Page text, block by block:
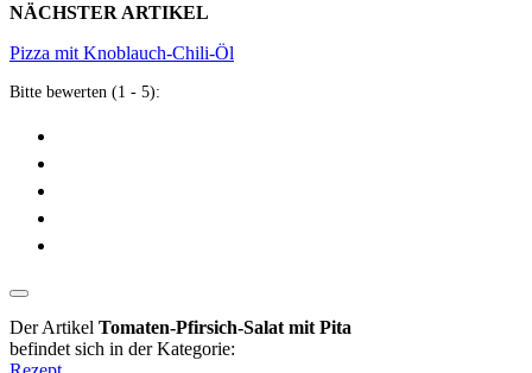
NÄCHSTER ARTIKEL
Pizza mit Knoblauch-Chili-Öl
Bitte bewerten (1 - 5):
Der Artikel Tomaten-Pfirsich-Salat mit Pita
befindet sich in der Kategorie: